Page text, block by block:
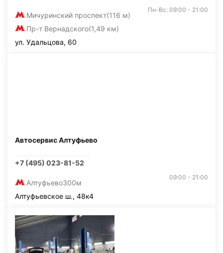
Мичуринский проспект(116 м)
Пр-т Вернадского(1,49 км)
Пн-Вс: 09:00 - 21:00
ул. Удальцова, 60
Автосервис Алтуфьево
+7 (495) 023-81-52
Алтуфьево300м
09:00 - 21:00
Алтуфьевское ш., 48к4